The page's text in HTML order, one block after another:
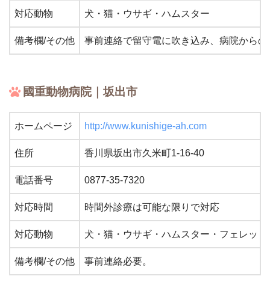
対応動物 犬・猫・ウサギ・ハムスター
備考欄/その他 事前連絡で留守電に吹き込み、病院から
國重動物病院｜坂出市
ホームページ http://www.kunishige-ah.com
住所 香川県坂出市久米町1-16-40
電話番号 0877-35-7320
対応時間 時間外診療は可能な限りで対応
対応動物 犬・猫・ウサギ・ハムスター・フェレッ
備考欄/その他 事前連絡必要。